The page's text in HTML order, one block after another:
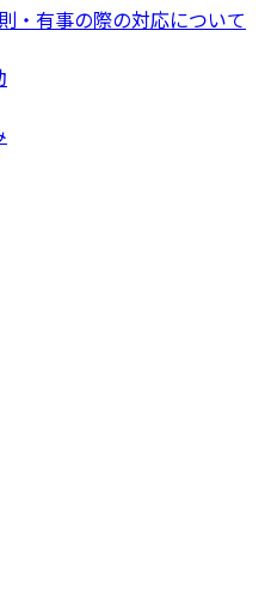
・有事の際の対応について